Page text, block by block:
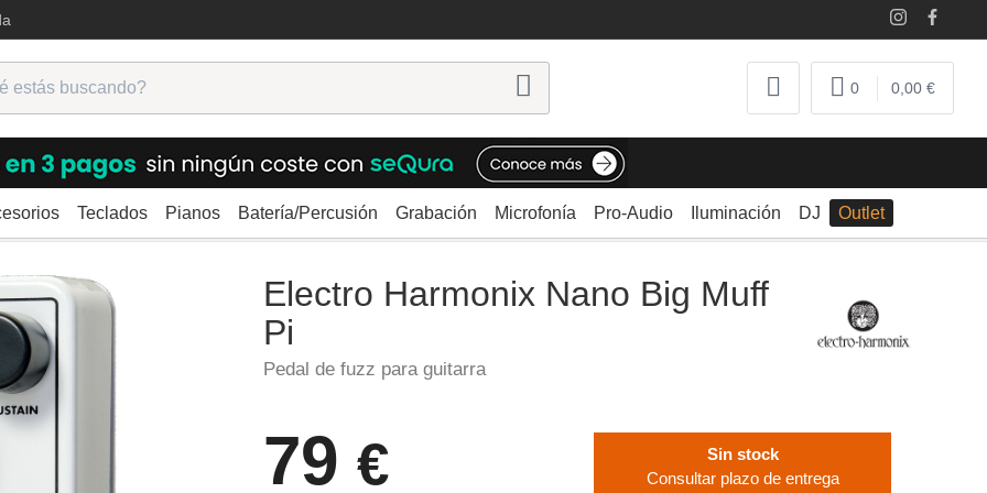
0 0,00 €
Teclados Pianos Batería/Percusión Grabación Microfonía Pro-Audio Iluminación DJ Outlet
Fuzz Electro Harmonix Nano Big Muff Pi
Electro Harmonix Nano Big Muff
Pi
Pedal de fuzz para guitarra
79 €
Sin stock
Consultar plazo de entrega